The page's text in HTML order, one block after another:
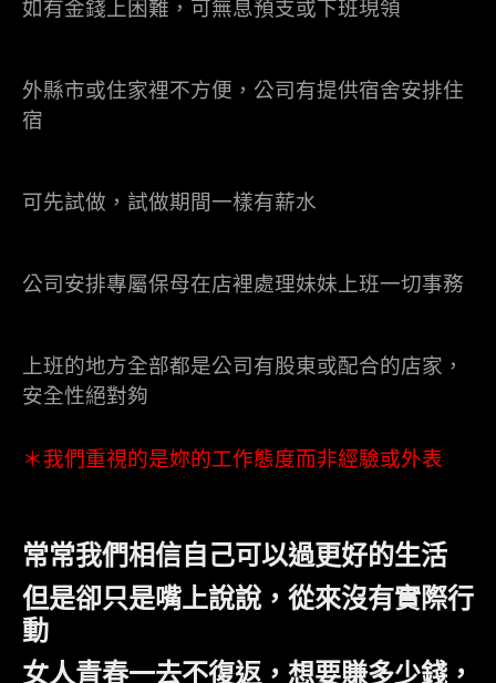
如有金錢上困難，可無息預支或下班現領
外縣市或住家裡不方便，公司有提供宿舍安排住
宿
可先試做，試做期間一樣有薪水
公司安排專屬保母在店裡處理妹妹上班一切事務
上班的地方全部都是公司有股東或配合的店家，
安全性絕對夠
＊我們重視的是妳的工作態度而非經驗或外表
常常我們相信自己可以過更好的生活
但是卻只是嘴上說說，從來沒有實際行
動
女人青春一去不復返，想要賺多少錢，